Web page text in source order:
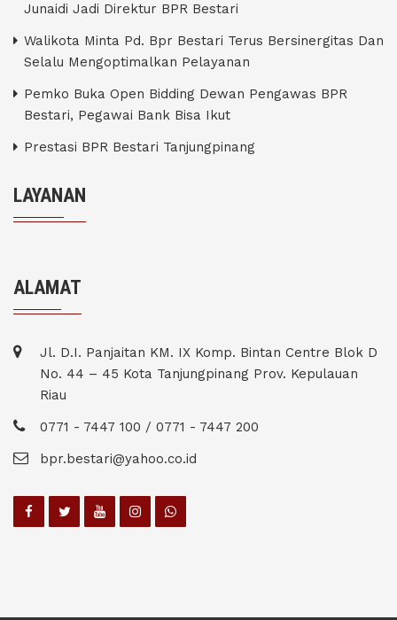
Junaidi Jadi Direktur BPR Bestari
Walikota Minta Pd. Bpr Bestari Terus Bersinergitas Dan
Selalu Mengoptimalkan Pelayanan
Pemko Buka Open Bidding Dewan Pengawas BPR
Bestari, Pegawai Bank Bisa Ikut
Prestasi BPR Bestari Tanjungpinang
LAYANAN
ALAMAT
Jl. D.I. Panjaitan KM. IX Komp. Bintan Centre Blok D
No. 44 – 45 Kota Tanjungpinang Prov. Kepulauan
Riau
0771 - 7447 100 / 0771 - 7447 200
bpr.bestari@yahoo.co.id